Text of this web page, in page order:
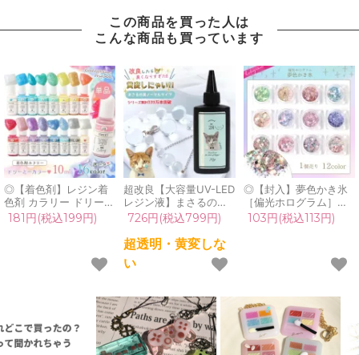
この商品を買った人は
こんな商品も買っています
◎【着色剤】レジン着
色剤 カラリー ドリーミ
ー レジン着色用品 レジ
ン顔料 ラメカラー パー
GreenOceanオリジナ
181円(税込199円)
超改良【大容量UV-LED
レジン液】まさるの涙
ver.03 超透明 70g 初心
者 作家 コーティング
ハード 黄変しない 高品
質 クリア 猫 UVレジン
液 安い おすすめ
726円(税込799円)
超透明・黄変しな
い
◎【封入】夢色かき氷
［偏光ホログラム］ま
るで氷のような…美し
くも優しい煌めき♪《選
イル用品,ネイルパーツ,
103円(税込113円)